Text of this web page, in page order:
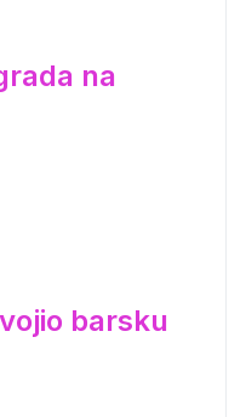
na
barsku